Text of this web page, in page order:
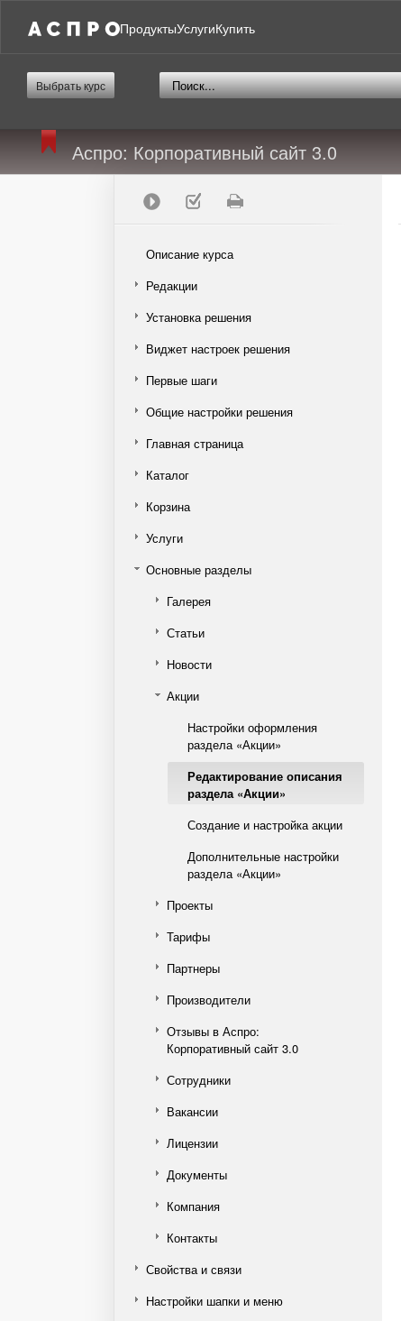
ПродуктыУслугиКупить
Выбрать курс
Аспро: Корпоративный сайт 3.0
Описание курса
Редакции
Установка решения
Виджет настроек решения
Первые шаги
Общие настройки решения
Главная страница
Каталог
Корзина
Услуги
Основные разделы
Галерея
Статьи
Новости
Акции
Настройки оформления
раздела «Акции»
Редактирование описания
раздела «Акции»
Создание и настройка акции
Дополнительные настройки
раздела «Акции»
Проекты
Тарифы
Партнеры
Производители
Отзывы в Аспро:
Корпоративный сайт 3.0
Сотрудники
Вакансии
Лицензии
Документы
Компания
Контакты
Свойства и связи
Настройки шапки и меню